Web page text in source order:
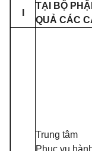
TẠI BỘ
QUẢ CÁC
Trung tâm